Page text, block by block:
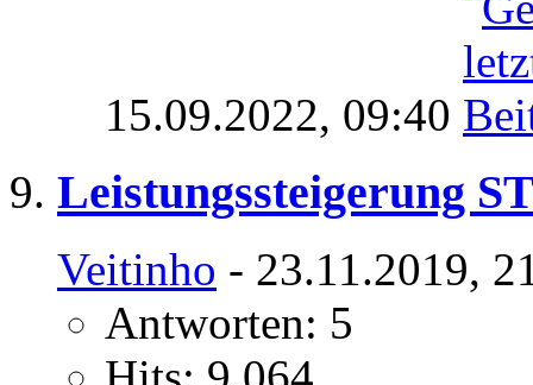
15.09.2022, 09:40
Leistungssteigerung
Veitinho - 23.11.2019,
Antworten: 5